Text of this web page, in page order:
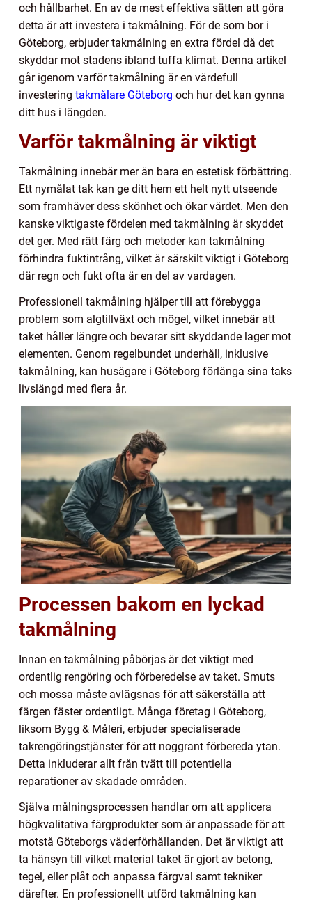
och hållbarhet. En av de mest effektiva sätten att göra
detta är att investera i takmålning. För de som bor i
Göteborg, erbjuder takmålning en extra fördel då det
skyddar mot stadens ibland tuffa klimat. Denna artikel
går igenom varför takmålning är en värdefull
investering takmålare Göteborg och hur det kan gynna
ditt hus i längden.
Varför takmålning är viktigt
Takmålning innebär mer än bara en estetisk förbättring.
Ett nymålat tak kan ge ditt hem ett helt nytt utseende
som framhäver dess skönhet och ökar värdet. Men den
kanske viktigaste fördelen med takmålning är skyddet
det ger. Med rätt färg och metoder kan takmålning
förhindra fuktintrång, vilket är särskilt viktigt i Göteborg
där regn och fukt ofta är en del av vardagen.
Professionell takmålning hjälper till att förebygga
problem som algtillväxt och mögel, vilket innebär att
taket håller längre och bevarar sitt skyddande lager mot
elementen. Genom regelbundet underhåll, inklusive
takmålning, kan husägare i Göteborg förlänga sina taks
livslängd med flera år.
Processen bakom en lyckad
takmålning
Innan en takmålning påbörjas är det viktigt med
ordentlig rengöring och förberedelse av taket. Smuts
och mossa måste avlägsnas för att säkerställa att
färgen fäster ordentligt. Många företag i Göteborg,
liksom Bygg & Måleri, erbjuder specialiserade
takrengöringstjänster för att noggrant förbereda ytan.
Detta inkluderar allt från tvätt till potentiella
reparationer av skadade områden.
Själva målningsprocessen handlar om att applicera
högkvalitativa färgprodukter som är anpassade för att
motstå Göteborgs väderförhållanden. Det är viktigt att
ta hänsyn till vilket material taket är gjort av betong,
tegel, eller plåt och anpassa färgval samt tekniker
därefter. En professionellt utförd takmålning kan